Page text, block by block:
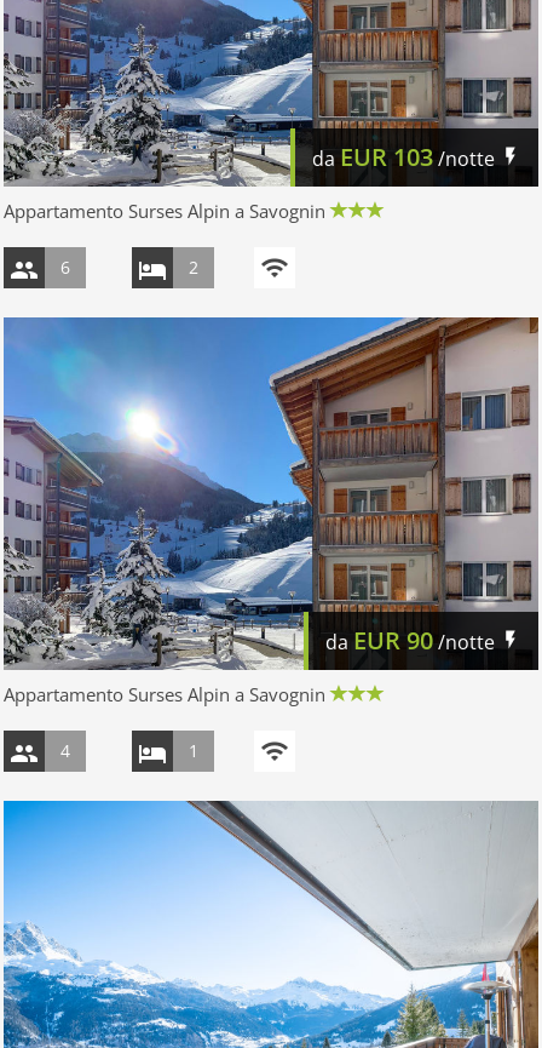
daEUR 103/notte
Appartamento Surses Alpin a Savognin
6 2
da EUR 90/notte
Appartamento Surses Alpin a Savognin
4 1